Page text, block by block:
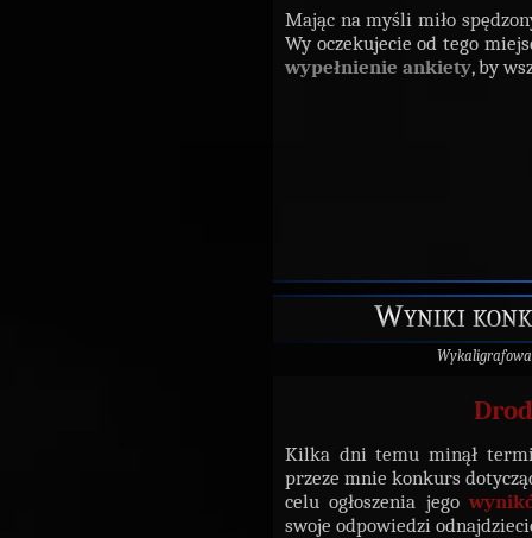
Mając na myśli miło
Wy oczekujecie od tego
wypełnienie ankiety, by
Wyniki
Kilka dni temu minął
przeze mnie konkurs
celu ogłoszenia jego
swoje odpowiedzi